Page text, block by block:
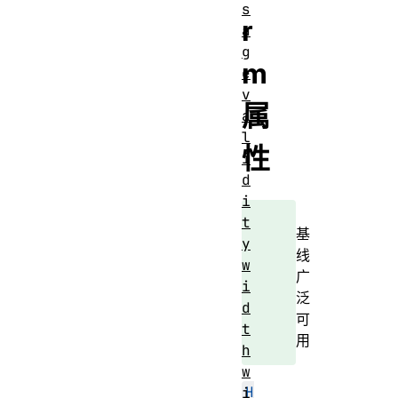
r
m
属
性
基
线
广
泛
可
用
H
s
a
g
e
v
a
l
i
d
i
t
y
w
i
d
t
h
w
i